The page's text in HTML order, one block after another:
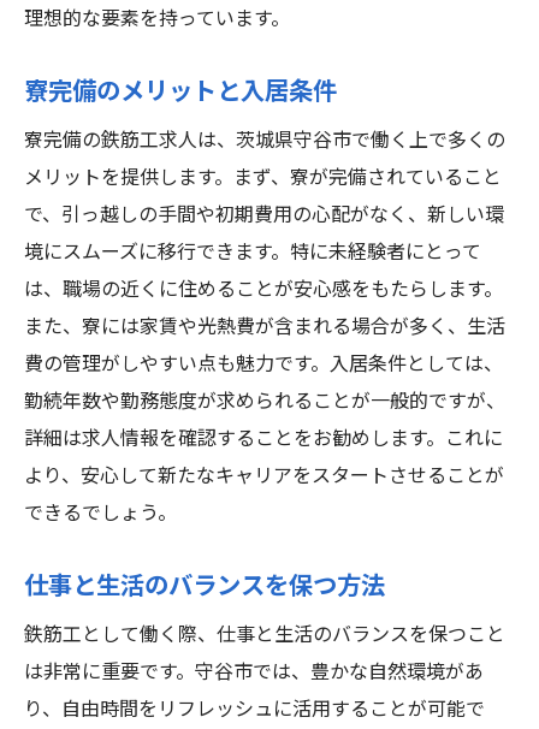
理想的な要素を持っています。
寮完備のメリットと入居条件
寮完備の鉄筋工求人は、茨城県守谷市で働く上で多くの
メリットを提供します。まず、寮が完備されていること
で、引っ越しの手間や初期費用の心配がなく、新しい環
境にスムーズに移行できます。特に未経験者にとって
は、職場の近くに住めることが安心感をもたらします。
また、寮には家賃や光熱費が含まれる場合が多く、生活
費の管理がしやすい点も魅力です。入居条件としては、
勤続年数や勤務態度が求められることが一般的ですが、
詳細は求人情報を確認することをお勧めします。これに
より、安心して新たなキャリアをスタートさせることが
できるでしょう。
仕事と生活のバランスを保つ方法
鉄筋工として働く際、仕事と生活のバランスを保つこと
は非常に重要です。守谷市では、豊かな自然環境があ
り、自由時間をリフレッシュに活用することが可能で